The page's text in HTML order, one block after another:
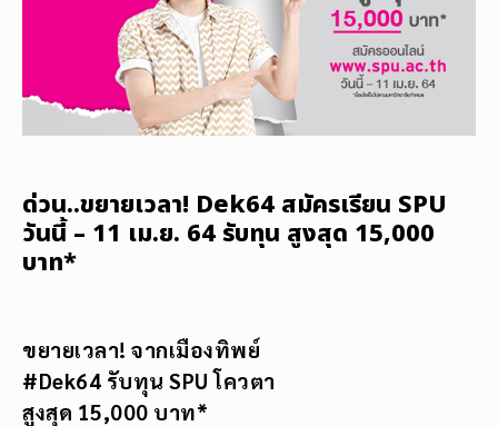
ด่วน..ขยายเวลา! Dek64 สมัครเรียน SPU
วันนี้ – 11 เม.ย. 64 รับทุน สูงสุด 15,000
บาท*
ขยายเวลา! จากเมืองทิพย์
#Dek64 รับทุน SPU โควตา
สูงสุด 15,000 บาท*